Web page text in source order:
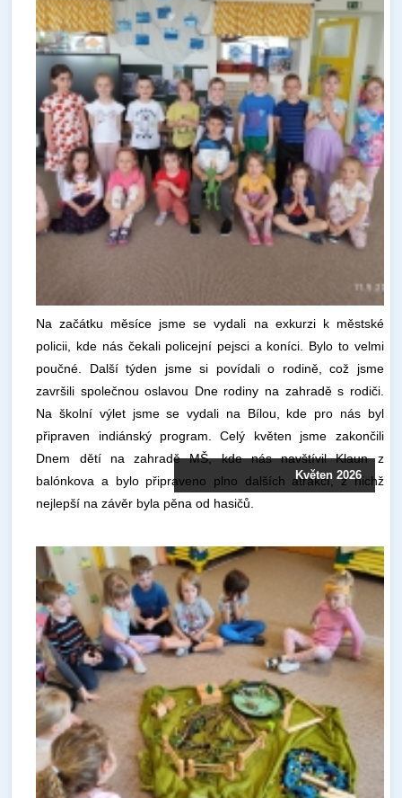
Květen 2026
Na začátku měsíce jsme se vydali na exkurzi k městské
policii, kde nás čekali policejní pejsci a koníci. Bylo to velmi
poučné. Další týden jsme si povídali o rodině, což jsme
završili společnou oslavou Dne rodiny na zahradě s rodiči.
Na školní výlet jsme se vydali na Bílou, kde pro nás byl
připraven indiánský program. Celý květen jsme zakončili
Dnem dětí na zahradě MŠ, kde nás navštívil Klaun z
balónkova a bylo připraveno plno dalších atrakcí, z nichž
nejlepší na závěr byla pěna od hasičů.